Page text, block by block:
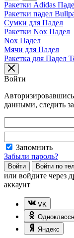
Ракетки Adidas
Ракетки падел
Сумки для Падел
Ракетки Nox Падел
Nox Падел
Мячи для Падел
Ракетка для Падел
Войти
данными, следить
Запомнить
Забыли пароль?
Войти Войти по
или войдите через
аккаунт
VK
Яндекс